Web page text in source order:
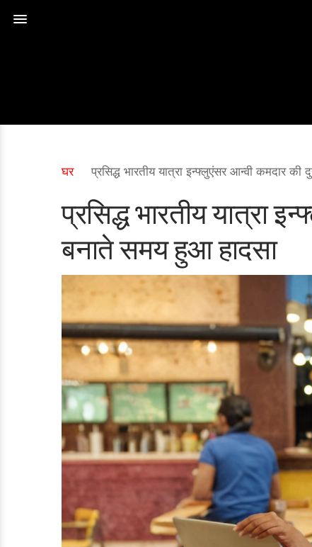
घर प्रसिद्ध भारतीय यात्रा इन्फ्लुएंसर आन्वी कमदार
प्रसिद्ध भारतीय यात्रा
बनाते समय हुआ हादसा